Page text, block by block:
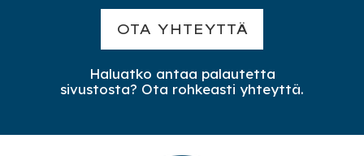
OTA YHTEYTTÄ
Haluatko antaa palautetta
sivustosta? Ota rohkeasti yhteyttä.